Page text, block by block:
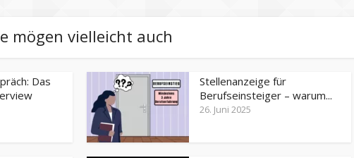
mögen vielleicht auch
Das
Stellenanzeige für
Berufseinsteiger – warum...
26. Juni 2025